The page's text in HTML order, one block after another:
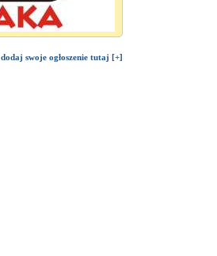
dodaj swoje ogłoszenie tutaj [+]